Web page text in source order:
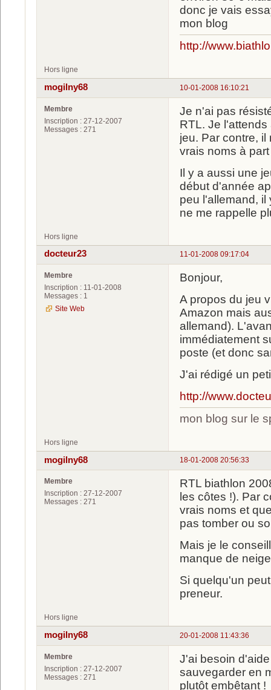
donc je vais
mon blog
http://
Hors ligne
10-01-2008 16:10:21
mogilny68
Membre
Inscription : 27-12-2007
Messages : 271
Je n'ai pas
RTL. Je
jeu. Par contre,
vrais noms à
Il y a aussi une
début d'année
peu l'allemand, il
ne me rappelle
Hors ligne
11-01-2008 09:17:04
docteur23
Membre
Inscription : 11-01-2008
Messages : 1
Site Web
Bonjour,
A propos du jeu
Amazon mais
allemand).
immédiatement
poste (et donc
J'ai rédigé un
http://
mon blog sur le
Hors ligne
18-01-2008 20:56:33
mogilny68
Membre
Inscription : 27-12-2007
Messages : 271
RTL biathlon
les côtes !). Par
vrais noms et
pas tomber ou
Mais je le
manque de
Si quelqu'un
preneur.
Hors ligne
20-01-2008 11:43:36
mogilny68
Membre
Inscription : 27-12-2007
Messages : 271
J'ai besoin
sauvegarder en
plutôt embêtant !